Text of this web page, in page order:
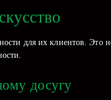
для их клиентов. Это
досугу